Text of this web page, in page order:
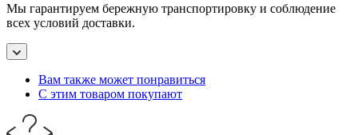
Мы гарантируем бережную транспортировку и соблюдение
всех условий доставки.
Вам также может понравиться
С этим товаром покупают